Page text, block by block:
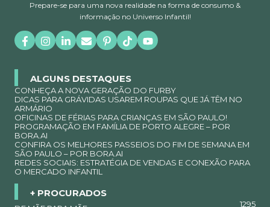
Prepare-se para uma nova realidade na forma de consumo &
informação no Universo Infantil!
ALGUNS DESTAQUES
CONHEÇA A NOVA GERAÇÃO DO FURBY
DICAS PARA GRÁVIDAS USAREM ROUPAS QUE JÁ TÊM NO
ARMÁRIO
OFICINAS DE FÉRIAS PARA CRIANÇAS EM SÃO PAULO!
PROGRAMAÇÃO EM FAMÍLIA DE PORTO ALEGRE – POR
BORA.AI
CONFIRA OS MELHORES PASSEIOS DO FIM DE SEMANA EM
SÃO PAULO – POR BORA.AI
REDES SOCIAIS: ESTRATÉGIA DE VENDAS E CONEXÃO PARA
O MERCADO INFANTIL
+ PROCURADOS
1295